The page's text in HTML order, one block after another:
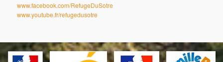
www.facebook.com/RefugeDuSotre
www.youtube.fr/refugedusotre